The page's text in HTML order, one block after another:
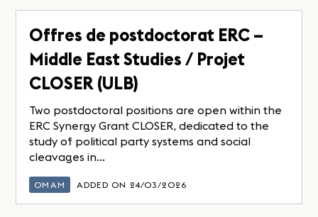
Offres de postdoctorat ERC –
Middle East Studies / Projet
CLOSER (ULB)
Two postdoctoral positions are open within the
ERC Synergy Grant CLOSER, dedicated to the
study of political party systems and social
cleavages in...
OMAM ADDED ON 24/03/2026